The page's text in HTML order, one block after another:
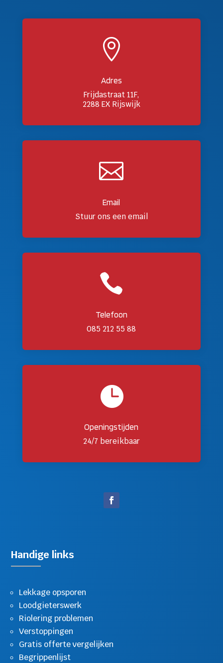

Adres
Frijdastraat 11F,
2288 EX Rijswijk

Email
Stuur ons een email

Telefoon
085 212 55 88

Openingstijden
24/7 bereikbaar
Handige links
Lekkage opsporen
Loodgieterswerk
Riolering problemen
Verstoppingen
Gratis offerte vergelijken
Begrippenlijst